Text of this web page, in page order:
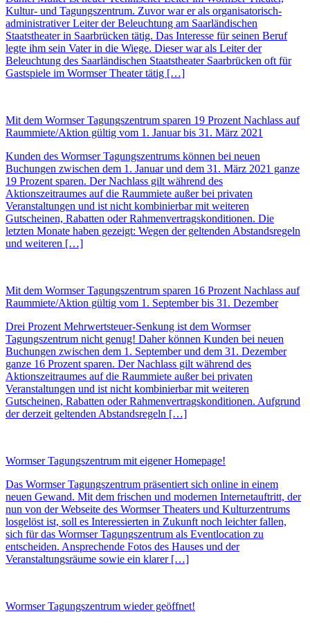
Kultur- und Tagungszentrum. Zuvor war er als organisatorisch-
administrativer Leiter der Beleuchtung am Saarländischen
Staatstheater in Saarbrücken tätig. Das Interesse für seinen Beruf
legte ihm sein Vater in die Wiege. Dieser war als Leiter der
Beleuchtung des Saarländischen Staatstheater Saarbrücken oft für
Gastspiele im Wormser Theater tätig […]
Mit dem Wormser Tagungszentrum sparen 19 Prozent Nachlass auf
Raummiete/Aktion gültig vom 1. Januar bis 31. März 2021
Kunden des Wormser Tagungszentrums können bei neuen
Buchungen zwischen dem 1. Januar und dem 31. März 2021 ganze
19 Prozent sparen. Der Nachlass gilt während des
Aktionszeitraumes auf die Raummiete außer bei privaten
Veranstaltungen und ist nicht kombinierbar mit weiteren
Gutscheinen, Rabatten oder Rahmenvertragskonditionen. Die
letzten Monate haben gezeigt: Wegen der geltenden Abstandsregeln
und weiteren […]
Mit dem Wormser Tagungszentrum sparen 16 Prozent Nachlass auf
Raummiete/Aktion gültig vom 1. September bis 31. Dezember
Drei Prozent Mehrwertsteuer-Senkung ist dem Wormser
Tagungszentrum nicht genug! Daher können Kunden bei neuen
Buchungen zwischen dem 1. September und dem 31. Dezember
ganze 16 Prozent sparen. Der Nachlass gilt während des
Aktionszeitraumes auf die Raummiete außer bei privaten
Veranstaltungen und ist nicht kombinierbar mit weiteren
Gutscheinen, Rabatten oder Rahmenvertragskonditionen. Aufgrund
der derzeit geltenden Abstandsregeln […]
Wormser Tagungszentrum mit eigener Homepage!
Das Wormser Tagungszentrum präsentiert sich online in einem
neuen Gewand. Mit dem frischen und modernen Internetauftritt, der
nun von der Webseite des Wormser Theaters und Kulturzentrums
losgelöst ist, soll es Interessierten in Zukunft noch leichter fallen,
sich für das Wormser Tagungszentrum als Eventlocation zu
entscheiden. Ansprechende Fotos des Hauses und der
Veranstaltungsräume sowie ein klarer […]
Wormser Tagungszentrum wieder geöffnet!